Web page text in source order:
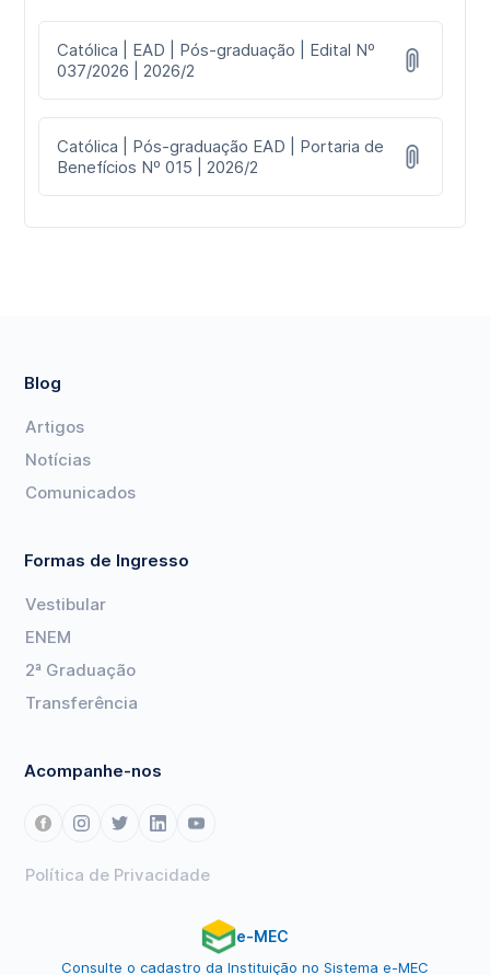
Católica | EAD | Pós-graduação | Edital Nº
037/2026 | 2026/2
Católica | Pós-graduação EAD | Portaria de
Benefícios Nº 015 | 2026/2
Blog
Artigos
Notícias
Comunicados
Formas de Ingresso
Vestibular
ENEM
2ª Graduação
Transferência
Acompanhe-nos
Política de Privacidade
e-MEC
Consulte o cadastro da Instituição no Sistema e-MEC